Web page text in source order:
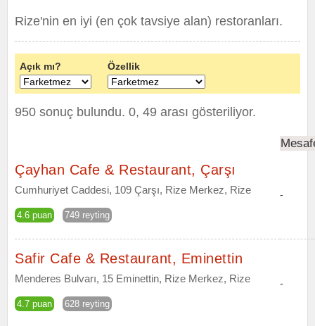
Rize'nin en iyi (en çok tavsiye alan) restoranları.
Açık mı? Özellik
950 sonuç bulundu. 0, 49 arası gösteriliyor.
Çayhan Cafe & Restaurant, Çarşı
Cumhuriyet Caddesi, 109 Çarşı, Rize Merkez, Rize
4.6 puan 749 reyting
-
Safir Cafe & Restaurant, Eminettin
Menderes Bulvarı, 15 Eminettin, Rize Merkez, Rize
4.7 puan 628 reyting
-